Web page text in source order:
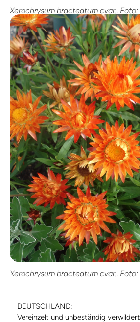
Xerochrysum bracteatum cvar.,
Xerochrysum bracteatum cvar.,
DEUTSCHLAND:
Vereinzelt und unbeständig